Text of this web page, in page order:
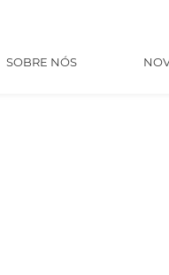
SOBRE NÓS